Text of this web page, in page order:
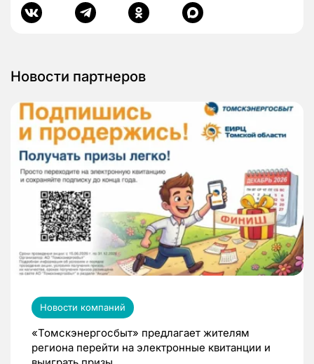
Новости партнеров
Новости компаний
«Томскэнергосбыт» предлагает жителям
региона перейти на электронные квитанции и